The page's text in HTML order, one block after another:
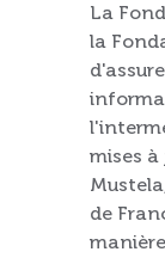
La
la
mises
de